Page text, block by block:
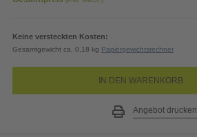
Keine versteckten Kosten:
Gesamtgewicht ca. 0,18 kg Papiergewichtsrechner
IN DEN WARENKORB
Angebot drucken